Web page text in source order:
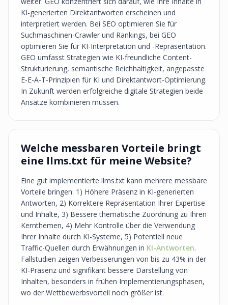
KI-generierten Direktantworten erscheinen und
interpretiert werden. Bei SEO optimieren Sie für
Suchmaschinen-Crawler und Rankings, bei GEO
optimieren Sie für KI-Interpretation und -Repräsentation.
GEO umfasst Strategien wie KI-freundliche Content-
Strukturierung, semantische Reichhaltigkeit, angepasste
E-E-A-T-Prinzipien für KI und Direktantwort-Optimierung.
In Zukunft werden erfolgreiche digitale Strategien beide
Ansätze kombinieren müssen.
Welche messbaren Vorteile bringt
eine llms.txt für meine Website?
Eine gut implementierte llms.txt kann mehrere messbare
Vorteile bringen: 1) Höhere Präsenz in KI-generierten
Antworten, 2) Korrektere Repräsentation Ihrer Expertise
und Inhalte, 3) Bessere thematische Zuordnung zu Ihren
Kernthemen, 4) Mehr Kontrolle über die Verwendung
Ihrer Inhalte durch KI-Systeme, 5) Potentiell neue
Traffic-Quellen durch Erwähnungen in KI-Antworten.
Fallstudien zeigen Verbesserungen von bis zu 43% in der
KI-Präsenz und signifikant bessere Darstellung von
Inhalten, besonders in frühen Implementierungsphasen,
wo der Wettbewerbsvorteil noch größer ist.